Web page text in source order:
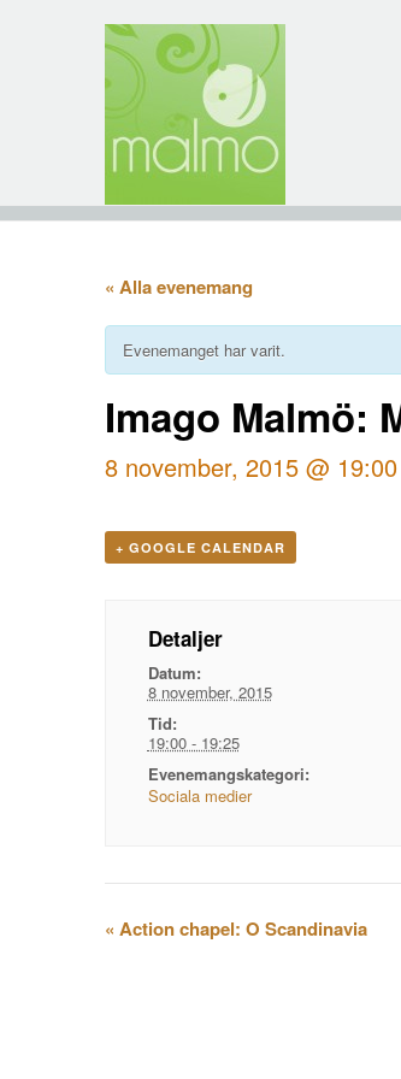
« Alla evenemang
Evenemanget har varit.
Imago Malmö:
8 november, 2015 @ 19:00
+ GOOGLE CALENDAR
Detaljer
Datum:
8 november, 2015
Tid:
19:00 - 19:25
Evenemangskategori:
Sociala medier
Evenemangsnavigation
« Action chapel: O Scandinavia